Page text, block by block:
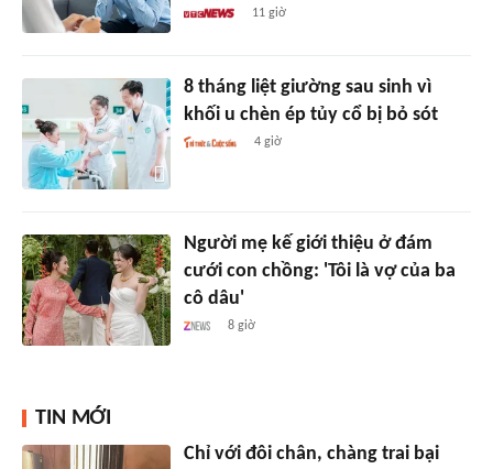
11 giờ
8 tháng liệt giường sau sinh vì
khối u chèn ép tủy cổ bị bỏ sót
4 giờ
Người mẹ kế giới thiệu ở đám
cưới con chồng: 'Tôi là vợ của ba
cô dâu'
8 giờ
TIN MỚI
Chỉ với đôi chân, chàng trai bại